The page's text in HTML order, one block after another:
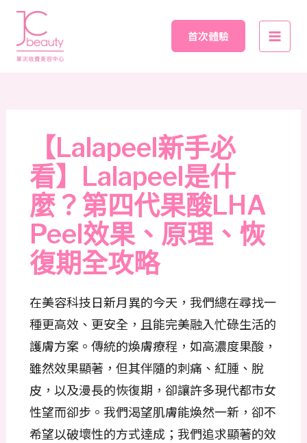
Skip
content
首次體驗
Main
【Lalapeel新手必
看】Lalapeel是什
麼？第四代果酸LHA
Peel效果、原理、恢
復期全攻略
在美容科技日新月異的今天，我們總在尋找一
種更高效、更安全，且能完美融入忙碌生活的
護膚方案。傳統的煥膚療程，如高濃度果酸，
雖然效果顯著，但其伴隨的刺痛、紅腫、脫
皮，以及漫長的恢復期，卻讓許多現代都市女
性望而卻步。我們渴望肌膚能煥然一新，卻不
希望以破壞性的方式達成；我們追求顯著的效
Post
navigation